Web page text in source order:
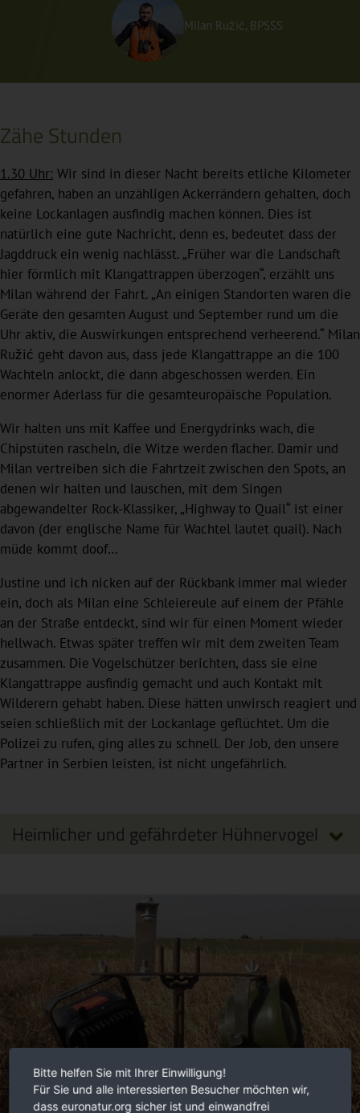
Milan Ružić, BPSSS
Zähe Stunden
1.30 Uhr: Wir sind in dieser Nacht bereits etliche Kilometer
gefahren, haben an unzähligen Ackerrändern gehalten, doch
keine Lockanlagen ausfindig machen können. Dies ist
natürlich eine gute Nachricht, denn es, bedeutet dass der
Jagddruck ein wenig nachlässt. „Früher war die Landschaft
hier förmlich mit Klangattrappen überzogen“, erzählt uns
Milan während der Fahrt. „An einigen Standorten waren die
Geräte den gesamten August und September rund um die
Uhr aktiv, die Auswirkungen entsprechend verheerend.“ Milan
Ružić geht davon aus, dass jede Klangattrappe an die 100
Wachteln anlockt, die dann abgeschossen werden. Ein
enormer Aderlass für die gesamteuropäische Population.
Wir halten uns mit Kaffee und Energydrinks wach, die
Chipstüten rascheln, die Witze werden flacher. Damir und
Milan vertreiben sich die Fahrtzeit zwischen den Spots, an
denen wir halten und lauschen, mit dem Singen
abgewandelter Rock-Klassiker, „Highway to Quail“ ist einer
davon (der englische Name für Wachtel lautet quail). Nach
müde kommt doof…
Justine und ich nicken auf der Rückbank immer mal wieder
ein, doch als Milan eine Schleiereule auf einem der Pfähle
an der Straße entdeckt, sind wir für einen Moment wieder
hellwach. Etwas später treffen wir mit dem zweiten Team
zusammen. Die Vogelschützer berichten, dass sie eine
Klangattrappe ausfindig gemacht und auch Kontakt mit
Wilderern gehabt haben. Diese hätten unwirsch reagiert und
seien schließlich mit der Lockanlage geflüchtet. Um die
Polizei zu rufen, ging alles zu schnell. Der Job, den unsere
Partner in Serbien leisten, ist nicht ungefährlich.
Heimlicher und gefährdeter Hühnervogel
Bitte helfen Sie mit Ihrer Einwilligung!
Für Sie und alle interessierten Besucher möchten wir,
dass euronatur.org sicher ist und einwandfrei